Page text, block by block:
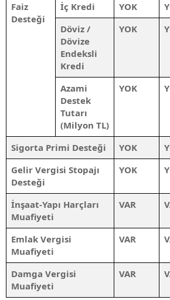
Faiz
Desteği
İç Kredi YOK
Döviz /
Dövize
Endeksli
Kredi
YOK
Azami
Destek
Tutarı
(Milyon TL)
YOK
Sigorta Primi Desteği YOK
Gelir Vergisi Stopajı
Desteği
YOK
İnşaat-Yapı Harçları
Muafiyeti
VAR
Emlak Vergisi
Muafiyeti
VAR
Damga Vergisi
Muafiyeti
VAR